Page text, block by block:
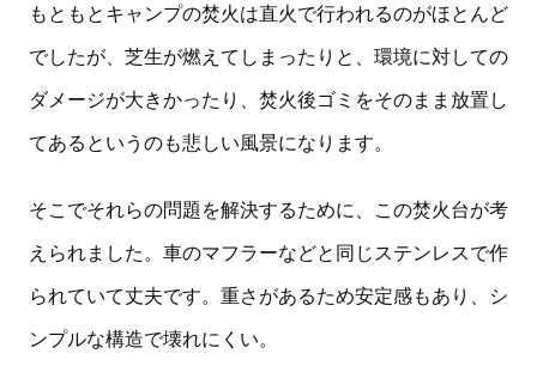
もともとキャンプの焚火は直火で行われるのがほとんど
でしたが、芝生が燃えてしまったりと、環境に対しての
ダメージが大きかったり、焚火後ゴミをそのまま放置し
てあるというのも悲しい風景になります。
そこでそれらの問題を解決するために、この焚火台が考
えられました。車のマフラーなどと同じステンレスで作
られていて丈夫です。重さがあるため安定感もあり、シ
ンプルな構造で壊れにくい。